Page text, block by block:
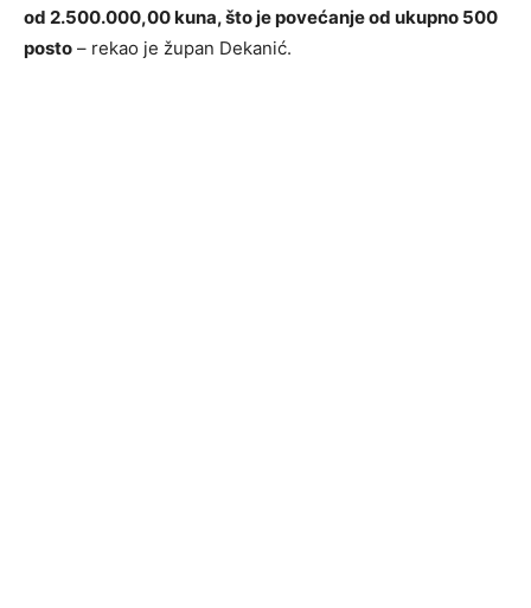
od 2.500.000,00 kuna, što je povećanje od ukupno 500
posto – rekao je župan Dekanić.